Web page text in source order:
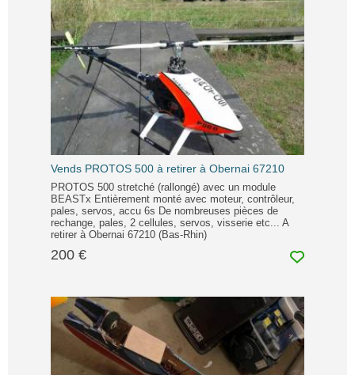
Vends PROTOS 500 à retirer à Obernai 67210
PROTOS 500 stretché (rallongé) avec un module
BEASTx Entièrement monté avec moteur, contrôleur,
pales, servos, accu 6s De nombreuses pièces de
rechange, pales, 2 cellules, servos, visserie etc... A
retirer à Obernai 67210 (Bas-Rhin)
200 €